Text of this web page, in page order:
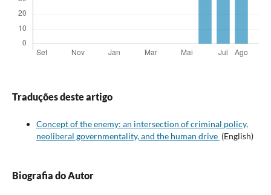
Traduções deste artigo
Concept of the enemy: an intersection of criminal policy,
neoliberal governmentality, and the human drive (English)
Biografia do Autor